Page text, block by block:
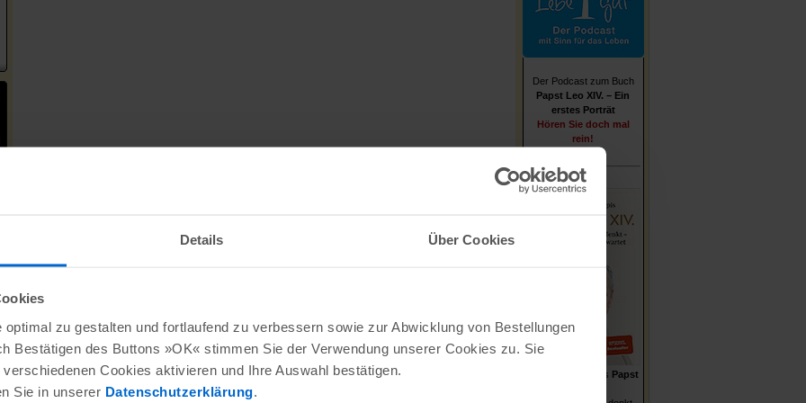
Details Über Cookies
zu gestalten und fortlaufend zu verbessern sowie zur Abwicklung von Bestellungen
Bestätigen des Buttons »OK« stimmen Sie der Verwendung unserer Cookies zu. Sie
Cookies aktivieren und Ihre Auswahl bestätigen.
Sie in unserer Datenschutzerklärung
Der Podcast zum Buch
Papst Leo XIV. – Ein
erstes Porträt
Hören Sie doch mal
rein!
Stefan von Kempis Papst